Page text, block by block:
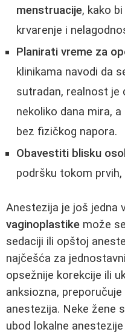
menstruacije, kako
krvarenje i
Planirati vreme za
klinikama navodi da
sutradan, realnost je
nekoliko dana mira,
bez fizičkog napora.
Obavestiti blisku
podršku tokom
Anestezija je još jedna
vaginoplastike može
sedaciji ili opštoj
najčešća za
opsežnije korekcije ili
anksiozna,
anestezija. Neke žene
ubod lokalne